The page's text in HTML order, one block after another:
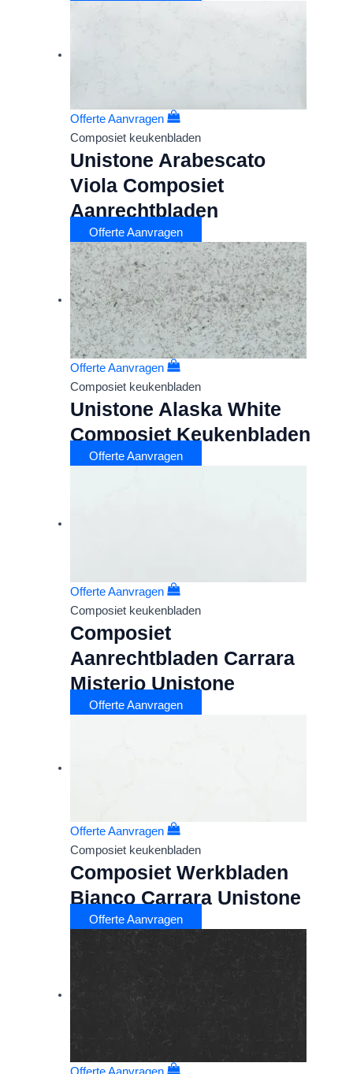
Offerte Aanvragen
Composiet keukenbladen
Unistone Arabescato
Viola Composiet
Aanrechtbladen
Offerte Aanvragen
Offerte Aanvragen
Composiet keukenbladen
Unistone Alaska White
Composiet Keukenbladen
Offerte Aanvragen
Offerte Aanvragen
Composiet keukenbladen
Composiet
Aanrechtbladen Carrara
Misterio Unistone
Offerte Aanvragen
Offerte Aanvragen
Composiet keukenbladen
Composiet Werkbladen
Bianco Carrara Unistone
Offerte Aanvragen